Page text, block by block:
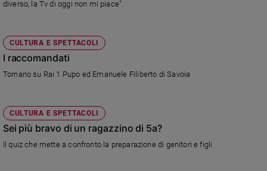
diverso, la Tv di oggi non mi piace".
CULTURA E SPETTACOLI
I raccomandati
Tornano su Rai 1 Pupo ed Emanuele Filiberto di Savoia
CULTURA E SPETTACOLI
Sei più bravo di un ragazzino di 5a?
Il quiz che mette a confronto la preparazione di genitori e figli